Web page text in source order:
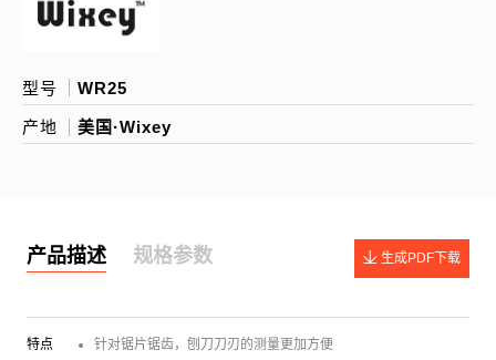
型号 WR25
产地 美国·Wixey
产品描述 规格参数 生成PDF下载
特点
针对锯片锯齿，刨刀刀刃的测量更加方便